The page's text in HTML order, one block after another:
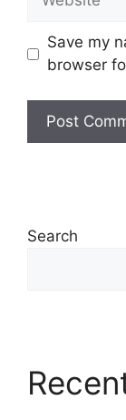
Save my
browser
Search